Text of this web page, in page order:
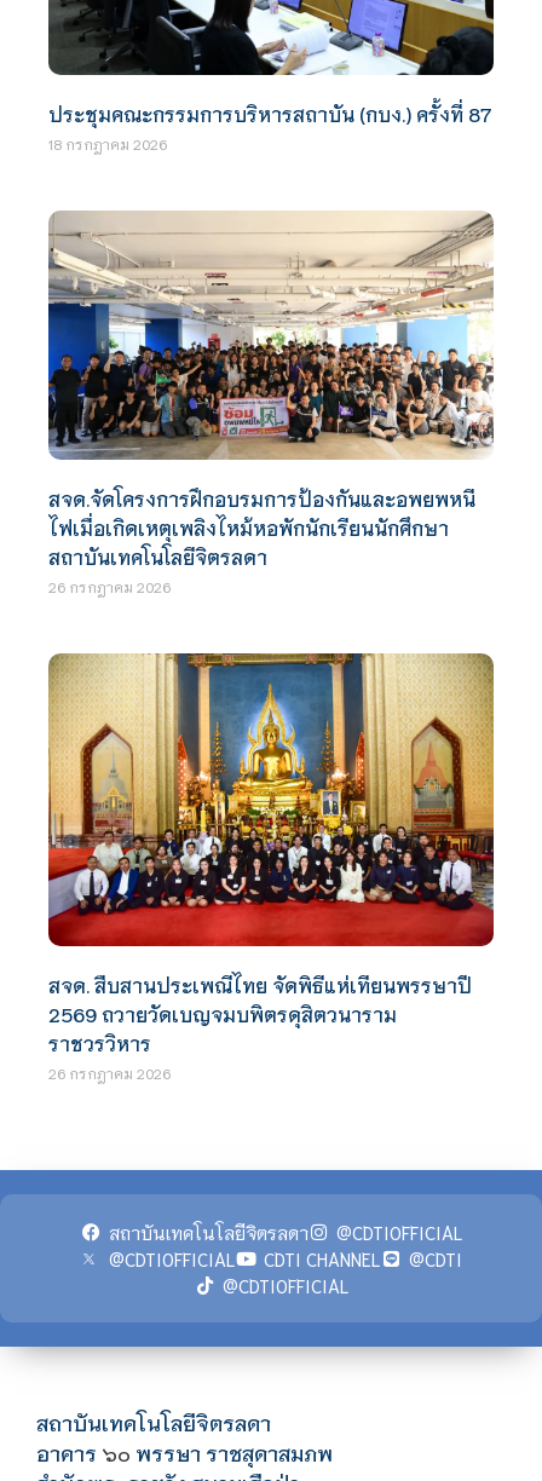
ประชุมคณะกรรมการบริหารสถาบัน (กบง.) ครั้งที่ 87
18 กรกฎาคม 2026
สจด.จัดโครงการฝึกอบรมการป้องกันและอพยพหนี
ไฟเมื่อเกิดเหตุเพลิงไหม้หอพักนักเรียนนักศึกษา
สถาบันเทคโนโลยีจิตรลดา
26 กรกฎาคม 2026
สจด. สืบสานประเพณีไทย จัดพิธีแห่เทียนพรรษาปี
2569 ถวายวัดเบญจมบพิตรดุสิตวนาราม
ราชวรวิหาร
26 กรกฎาคม 2026
สถาบันเทคโนโลยีจิตรลดา
@CDTIOFFICIAL
@CDTIOFFICIAL
CDTI CHANNEL
@CDTI
@CDTIOFFICIAL
สถาบันเทคโนโลยีจิตรลดา
อาคาร ๖๐ พรรษา ราชสุดาสมภพ